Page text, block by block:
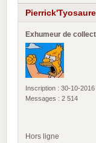
Pierrick'Tyosaure
Exhumeur de
Inscription : 30-10-2016
Messages : 2 514
Hors ligne